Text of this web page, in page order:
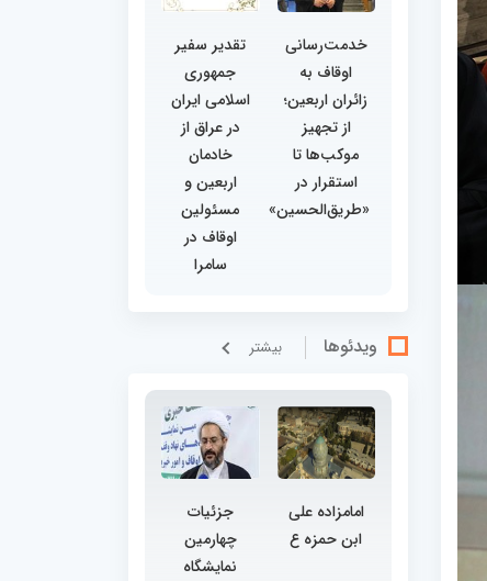
خدمت‌رسانی
اوقاف به
زائران اربعین؛
از تجهیز
موکب‌ها تا
استقرار در
«طریق‌الحسین»
تقدیر سفیر
جمهوری
اسلامی ایران
در عراق از
خادمان
اربعین و
مسئولین
اوقاف در
سامرا
ویدئوها بيشتر
امامزاده علی
ابن حمزه ع
جزئیات
چهارمین
نمایشگاه